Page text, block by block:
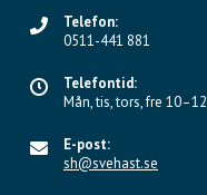
Telefon:
0511-441 881
Telefontid:
Mån, tis, tors, fre 10–12
E-post:
sh@svehast.se